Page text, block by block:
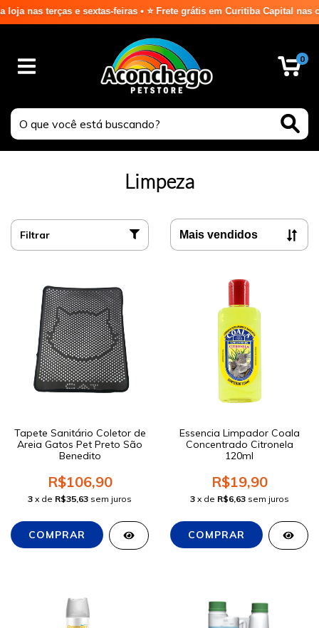
e sextas-feiras • ⭐ Frete grátis em Curitiba Capital nas
0
Limpeza
Filtrar
Tapete Sanitário Coletor de
Areia Gatos Pet Preto São
Benedito
R$106,90
3 x de R$35,63 sem juros
Essencia Limpador Coala
Concentrado Citronela
120ml
R$19,90
3 x de R$6,63 sem juros